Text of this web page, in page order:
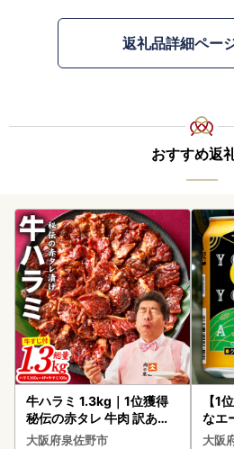
返礼品詳細ペー
おすすめ返
牛ハラミ 1.3kg｜1位獲得
秘伝の赤タレ 牛肉 訳あり
焼肉 BBQ
大阪府泉佐野市
【1
なエ
大阪